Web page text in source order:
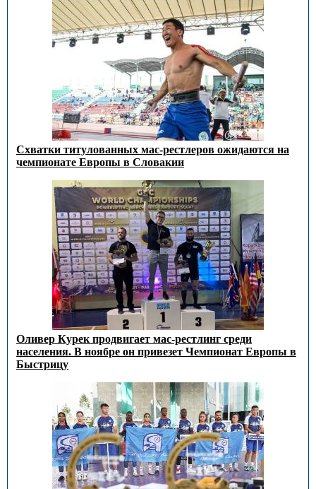
Схватки титулованных мас-рестлеров ожидаются на
чемпионате Европы в Словакии
Оливер Курек продвигает мас-рестлинг среди
населения. В ноябре он привезет Чемпионат Европы в
Быстрицу